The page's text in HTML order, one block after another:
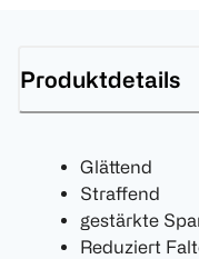
Produktdetails
Glättend
Straffend
gestärkte
Reduziert